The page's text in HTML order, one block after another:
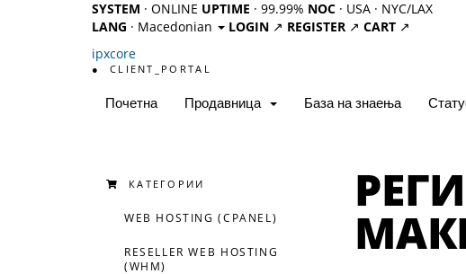
SYSTEM · ONLINE UPTIME · 99.99% NOC · USA · NYC/LAX
LANG · Macedonian LOGIN ↗ REGISTER ↗ CART ↗
ipxcore
● CLIENT_PORTAL
Почетна Продавница База на знаења
КАТЕГОРИИ
WEB HOSTING (CPANEL)
RESELLER WEB HOSTING
(WHM)